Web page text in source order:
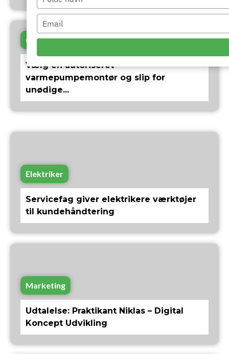
Certificeringer
Vælg en autoriseret
varmepumpemontør og slip for
unødige...
Elektriker
Servicefag giver elektrikere værktøjer
til kundehåndtering
Marketing
Udtalelse: Praktikant Niklas – Digital
Koncept Udvikling
your
name
Type
your
email